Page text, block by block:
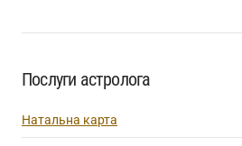
Послуги астролога
Натальна карта